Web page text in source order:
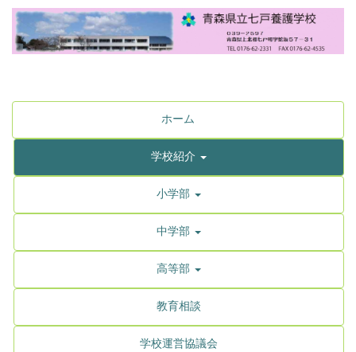
ホーム
学校紹介
小学部
中学部
高等部
教育相談
学校運営協議会